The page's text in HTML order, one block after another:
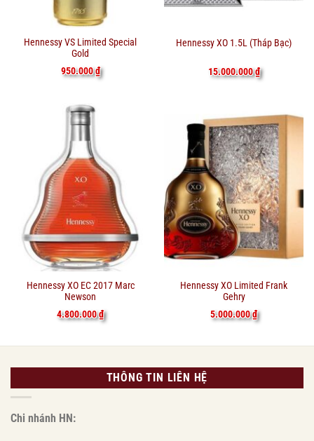
Hennessy VS Limited Special
Gold
950.000₫
Hennessy XO 1.5L (Tháp Bạc)
15.000.000₫
Hennessy XO EC 2017 Marc
Newson
4.800.000₫
Hennessy XO Limited Frank
Gehry
5.000.000₫
THÔNG TIN LIÊN HỆ
Chi nhánh HN: